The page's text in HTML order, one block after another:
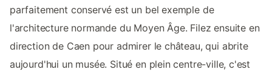
parfaitement conservé est un bel exemple de
l'architecture normande du Moyen Âge. Filez ensuite en
direction de Caen pour admirer le château, qui abrite
aujourd'hui un musée. Situé en plein centre-ville, c'est